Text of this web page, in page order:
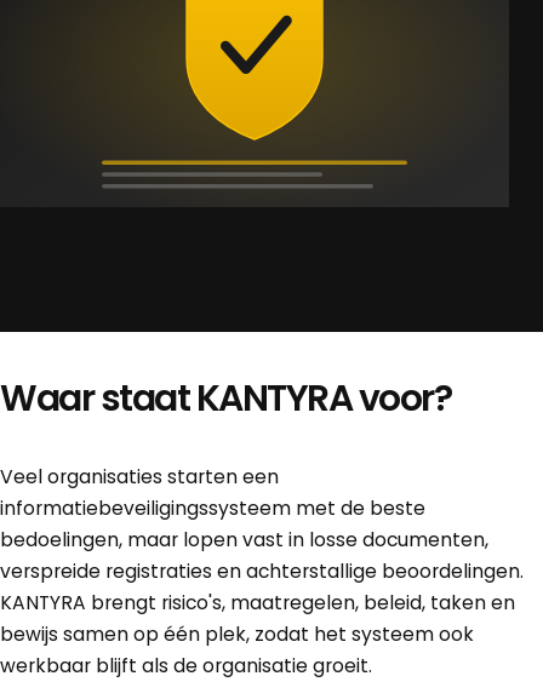
Waar staat KANTYRA voor?
Veel organisaties starten een
informatiebeveiligingssysteem met de beste
bedoelingen, maar lopen vast in losse documenten,
verspreide registraties en achterstallige beoordelingen.
KANTYRA brengt risico's, maatregelen, beleid, taken en
bewijs samen op één plek, zodat het systeem ook
werkbaar blijft als de organisatie groeit.